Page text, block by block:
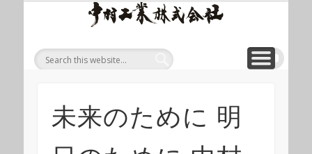
ープ
等重
吊り
上げ
CORPORATE 会社概要
WIREROPE ワイヤロープについて
MODULIFT モジュリフト
PRODUCT 製品
ONLINE SHOP 「ロープくん」ECショップ
CONTACT お問い合わせ
未来のために 明